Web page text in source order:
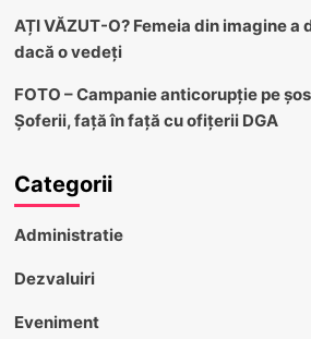
AȚI VĂZUT-O? Femeia din imagine a
dacă o vedeți
FOTO – Campanie anticorupție pe
Șoferii, față în față cu ofițerii DGA
Categorii
Administratie
Dezvaluiri
Eveniment